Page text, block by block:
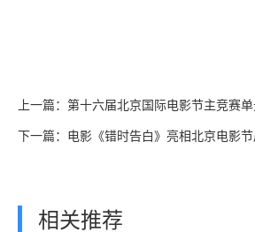
上一篇：第十六届北京国际电影节主竞
下一篇：电影《错时告白》亮相北京电影
相关推荐